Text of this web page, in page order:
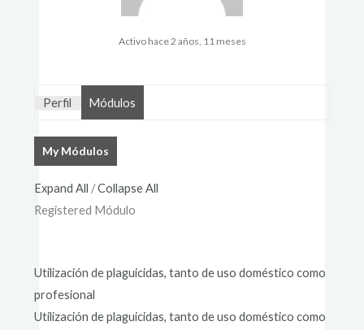
Activo hace 2 años, 11 meses
Perfil Módulos
My Módulos
Expand All /Collapse All
Registered Módulo
Utilización de plaguicidas, tanto de uso doméstico como
profesional
Utilización de plaguicidas, tanto de uso doméstico como